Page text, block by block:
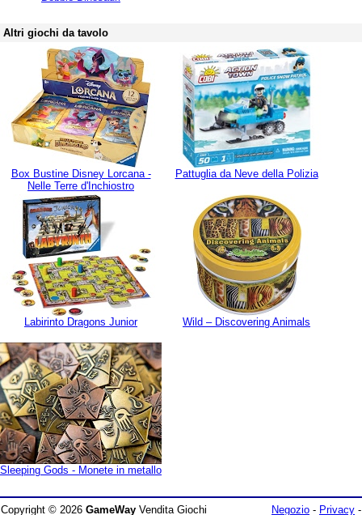
Altri giochi da tavolo
Box Bustine Disney Lorcana -
Nelle Terre d'Inchiostro
Pattuglia da Neve della Polizia
Labirinto Dragons Junior Wild – Discovering Animals
Sleeping Gods - Monete in metallo
Copyright © 2026 GameWay Vendita Giochi Negozio - Privacy -